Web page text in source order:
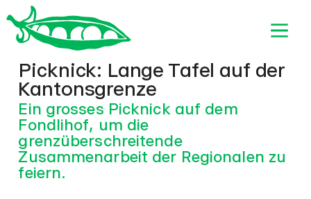
Picknick: Lange Tafel auf der
Kantonsgrenze
Ein grosses Picknick auf dem
Fondlihof, um die
grenzüberschreitende
Zusammenarbeit der Regionalen zu
feiern.